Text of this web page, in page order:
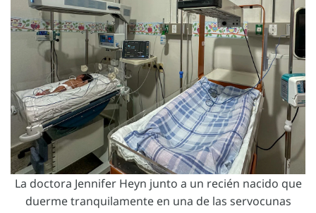
La doctora Jennifer Heyn junto a un recién nacido que
duerme tranquilamente en una de las servocunas